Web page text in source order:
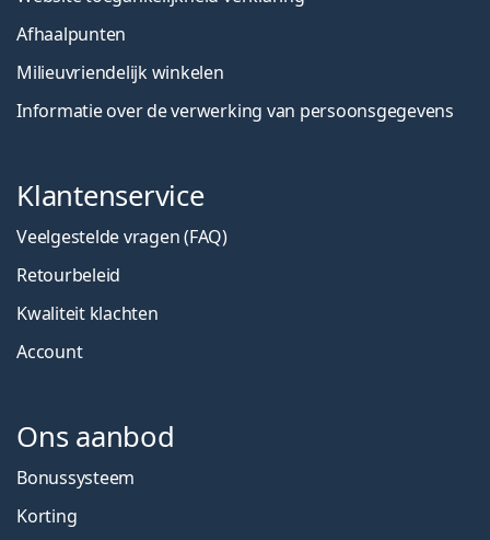
Afhaalpunten
Milieuvriendelijk winkelen
Informatie over de verwerking van persoonsgegevens
Klantenservice
Veelgestelde vragen (FAQ)
Retourbeleid
Kwaliteit klachten
Account
Ons aanbod
Bonussysteem
Korting